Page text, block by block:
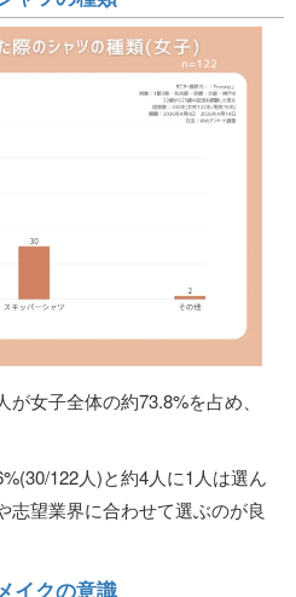
女子全体の約73.8%を占め、
122人)と約4人に1人は選ん
志望業界に合わせて選ぶのが良
イクの意識